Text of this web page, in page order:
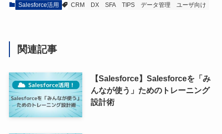
Salesforce活用 CRM DX SFA TIPS データ管理 ユーザ向け
関連記事
【Salesforce】Salesforceを「み
んなが使う」ためのトレーニング
設計術